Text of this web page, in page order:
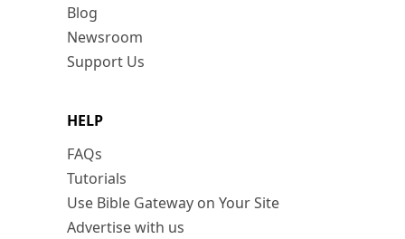
Blog
Newsroom
Support Us
HELP
FAQs
Tutorials
Use Bible Gateway on Your Site
Advertise with us